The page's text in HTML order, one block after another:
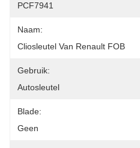
PCF7941
Naam:
Cliosleutel Van Renault FOB
Gebruik:
Autosleutel
Blade:
Geen